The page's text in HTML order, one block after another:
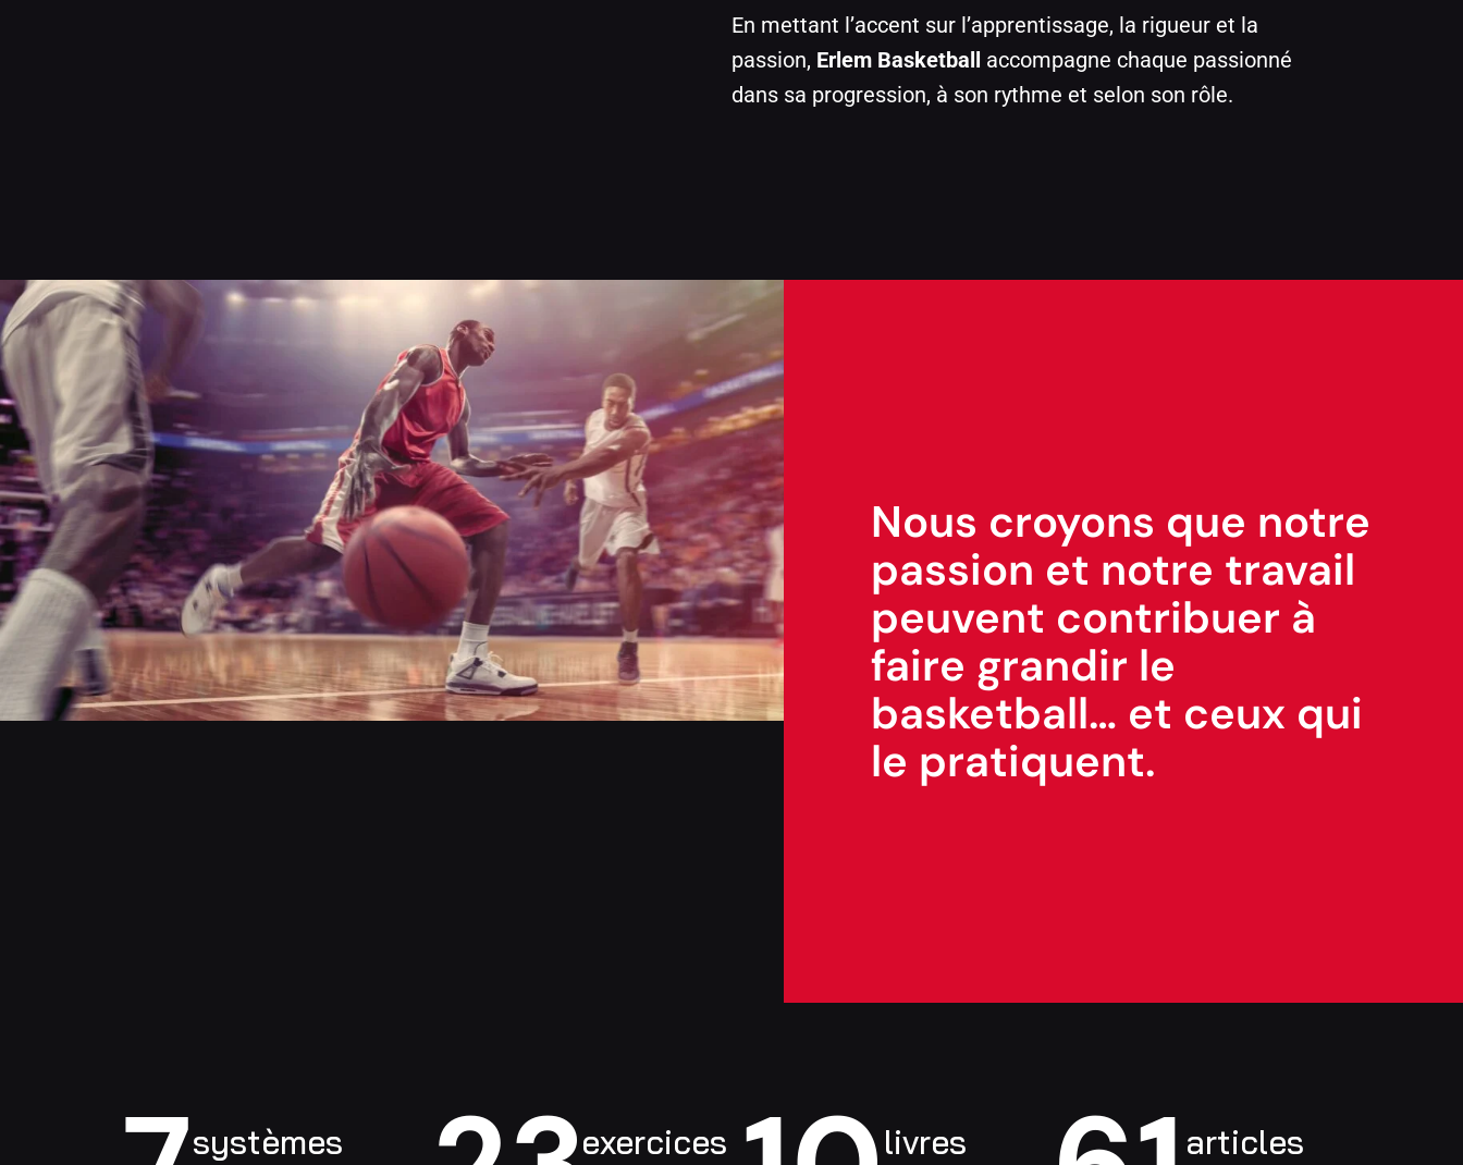
En mettant l’accent sur l’apprentissage, la rigueur et la
passion, Erlem Basketball accompagne chaque passionné
dans sa progression, à son rythme et selon son rôle.
Nous croyons que notre
passion et notre travail
peuvent contribuer à
faire grandir le
basketball… et ceux qui
le pratiquent.
systèmes exercices livres articles